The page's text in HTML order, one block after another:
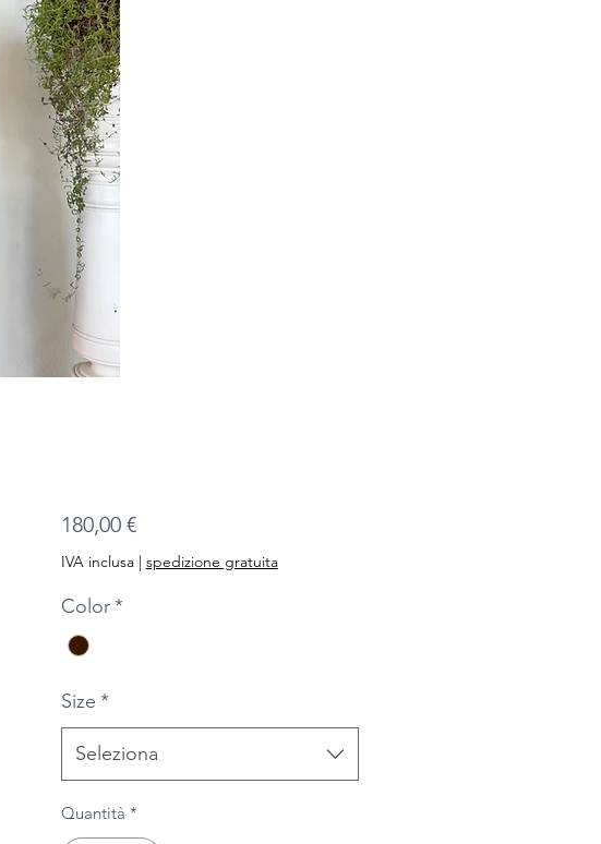
180,00 €Prezzo
IVA inclusa| spedizione gratuita
Color*
Size *
Seleziona
Quantità *